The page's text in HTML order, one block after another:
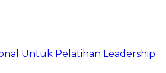
Untuk Pelatihan Leadership